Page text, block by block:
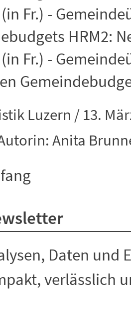
Fr.) -
HRM2:
Fr.) -
Luzern / 13.
Anita
Daten und
verlässlich